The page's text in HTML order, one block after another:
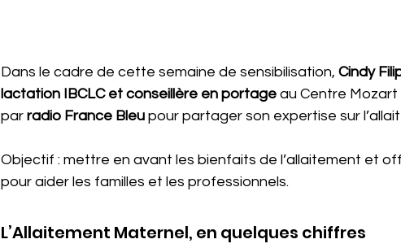
Dans le cadre de cette semaine de sensibilisation, Cindy
lactation IBCLC et conseillère en portage au Centre
par radio France Bleu pour partager son expertise sur
Objectif : mettre en avant les bienfaits de l’allaitement et
pour aider les familles et les professionnels.
L’Allaitement Maternel, en quelques chiffres